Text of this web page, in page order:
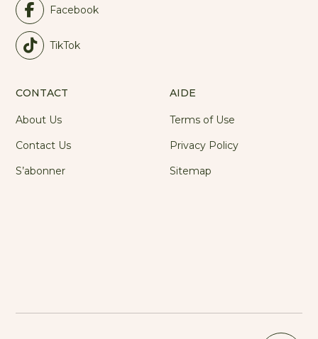
Facebook
TikTok
CONTACT
About Us
Contact Us
S’abonner
AIDE
Terms of Use
Privacy Policy
Sitemap